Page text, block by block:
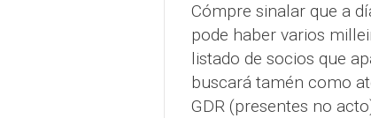
Cómpre sinalar que a
pode haber varios
listado de socios que
buscará tamén como
GDR (presentes no